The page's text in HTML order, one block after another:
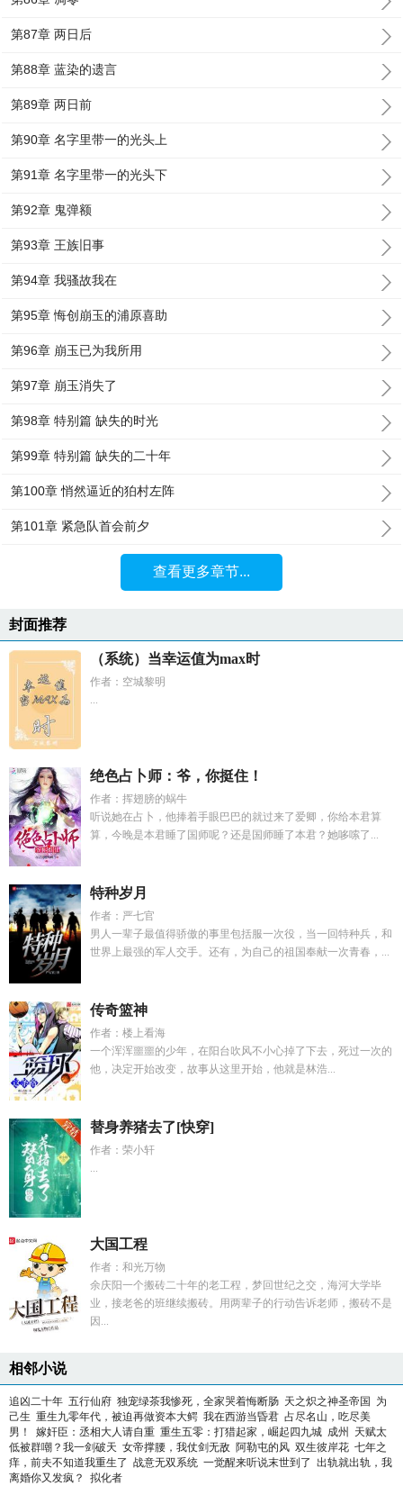
第87章 两日后
第88章 蓝染的遗言
第89章 两日前
第90章 名字里带一的光头上
第91章 名字里带一的光头下
第92章 鬼弹额
第93章 王族旧事
第94章 我骚故我在
第95章 悔创崩玉的浦原喜助
第96章 崩玉已为我所用
第97章 崩玉消失了
第98章 特别篇 缺失的时光
第99章 特别篇 缺失的二十年
第100章 悄然逼近的狛村左阵
第101章 紧急队首会前夕
查看更多章节...
封面推荐
（系统）当幸运值为max时
作者：空城黎明
...
绝色占卜师：爷，你挺住！
作者：挥翅膀的蜗牛
听说她在占卜，他捧着手眼巴巴的就过来了爱卿，你给本君算
算，今晚是本君睡了国师呢？还是国师睡了本君？她哆嗦了...
特种岁月
作者：严七官
男人一辈子最值得骄傲的事里包括服一次役，当一回特种兵，和
世界上最强的军人交手。还有，为自己的祖国奉献一次青春，...
传奇篮神
作者：楼上看海
一个浑浑噩噩的少年，在阳台吹风不小心掉了下去，死过一次的
他，决定开始改变，故事从这里开始，他就是林浩...
替身养猪去了[快穿]
作者：荣小轩
...
大国工程
作者：和光万物
余庆阳一个搬砖二十年的老工程，梦回世纪之交，海河大学毕
业，接老爸的班继续搬砖。用两辈子的行动告诉老师，搬砖不是
因...
相邻小说
追凶二十年 五行仙府 独宠绿茶我惨死，全家哭着悔断肠 天之炽之神圣帝国
为
己生 重生九零年代，被迫再做资本大鳄 我在西游当昏君 占尽名山，吃尽美
男！
嫁奸臣：丞相大人请自重 重生五零：打猎起家，崛起四九城 成州
天赋太
低被群嘲？我一剑破天 女帝撑腰，我仗剑无敌 阿勒屯的风 双生彼岸花 七年之
痒，前夫不知道我重生了 战意无双系统 一觉醒来听说末世到了 出轨就出轨，我
离婚你又发疯？
拟化者